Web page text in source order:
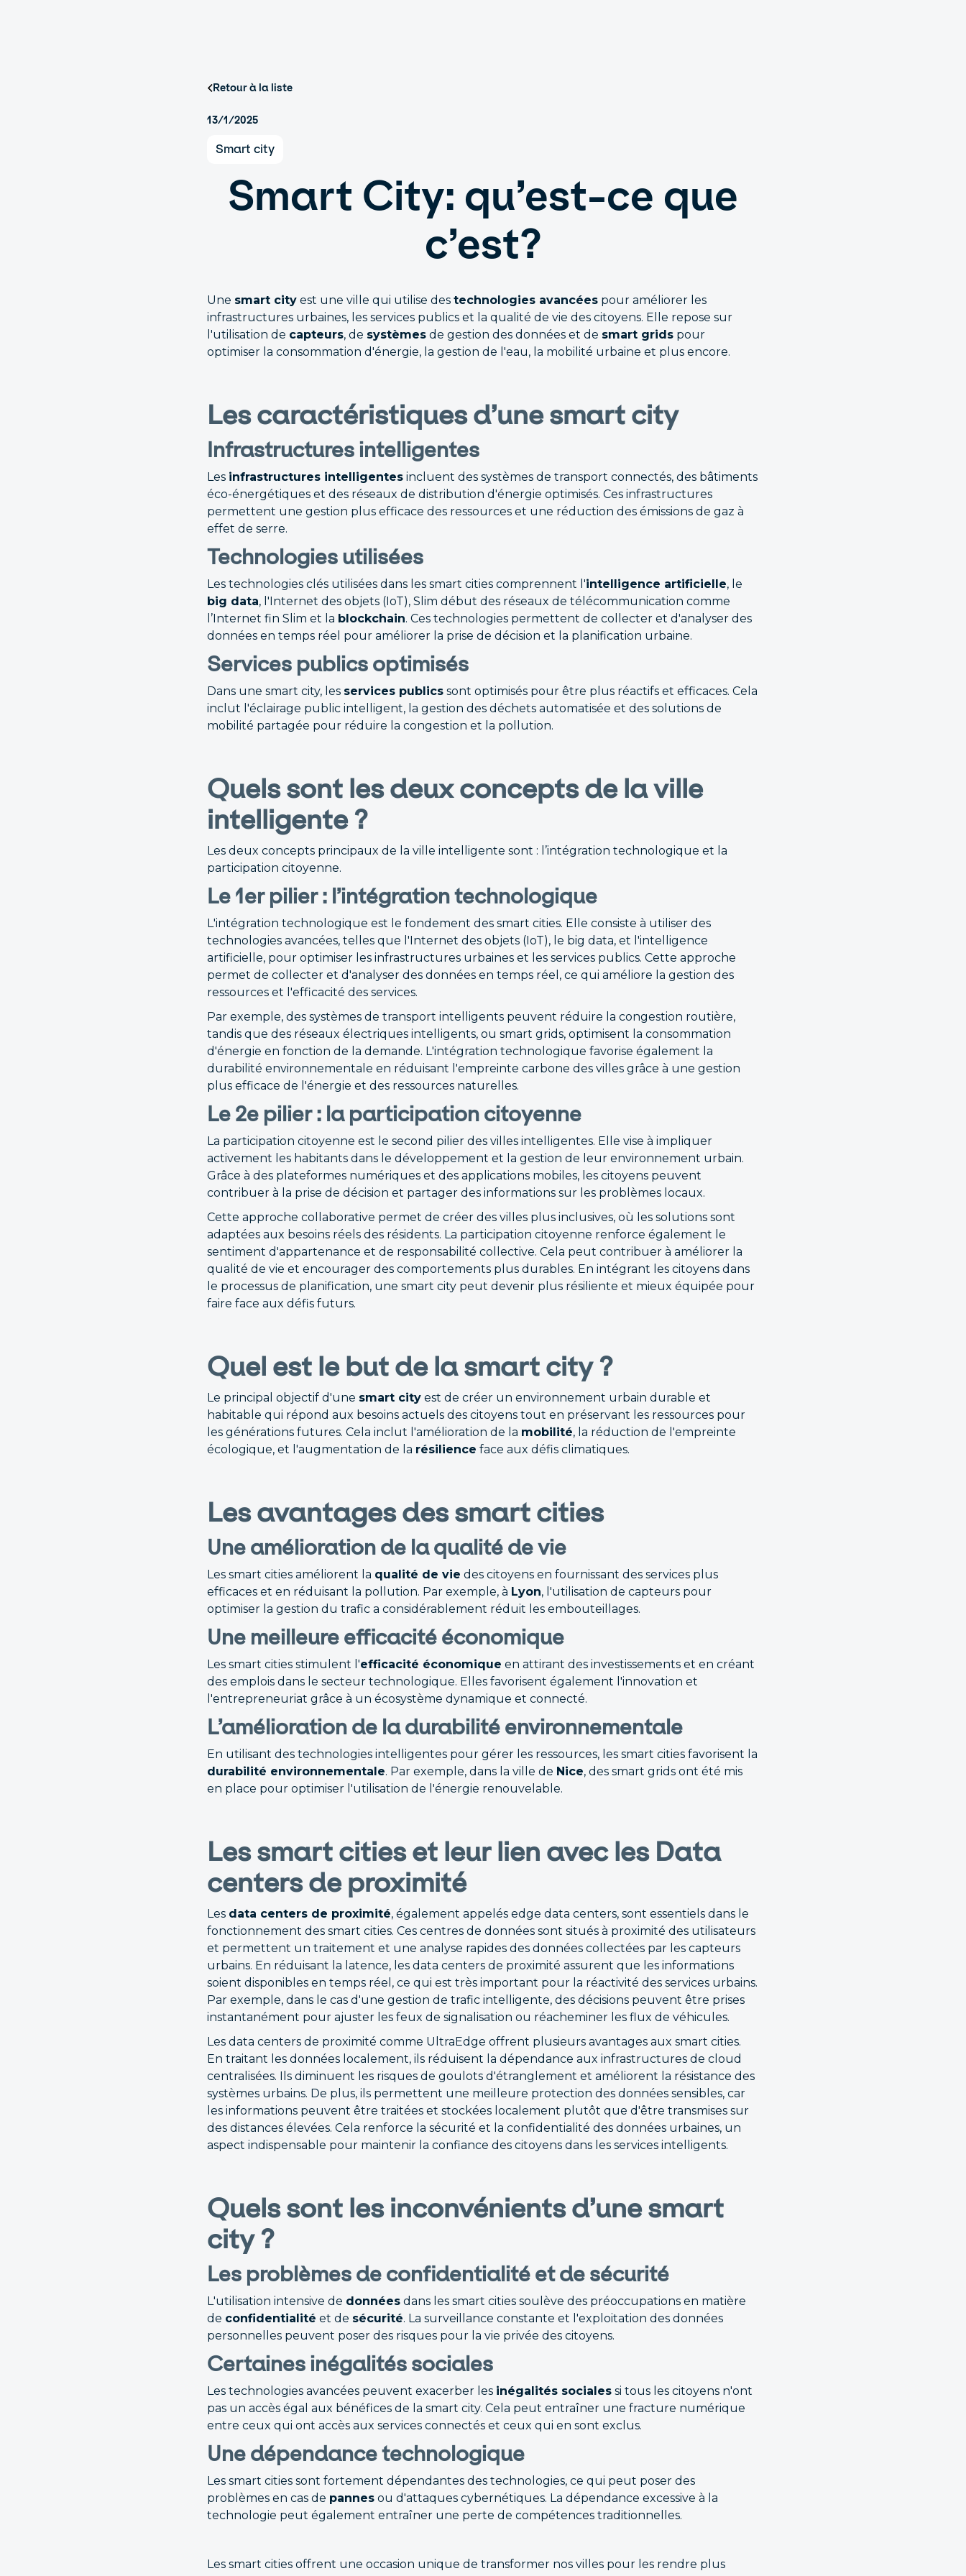
Retour à la liste
13/1/2025
Smart city
Smart City: qu’est-ce que
c’est?
Une smart city est une ville qui utilise des technologies avancées pour améliorer les
infrastructures urbaines, les services publics et la qualité de vie des citoyens. Elle repose sur
l'utilisation de capteurs, de systèmes de gestion des données et de smart grids pour
optimiser la consommation d'énergie, la gestion de l'eau, la mobilité urbaine et plus encore.
Les caractéristiques d’une smart city
Infrastructures intelligentes
Les infrastructures intelligentes incluent des systèmes de transport connectés, des bâtiments
éco-énergétiques et des réseaux de distribution d'énergie optimisés. Ces infrastructures
permettent une gestion plus efficace des ressources et une réduction des émissions de gaz à
effet de serre.
Technologies utilisées
Les technologies clés utilisées dans les smart cities comprennent l'intelligence artificielle, le
big data, l'Internet des objets (IoT), Slim début des réseaux de télécommunication comme
l’Internet fin Slim et la blockchain. Ces technologies permettent de collecter et d'analyser des
données en temps réel pour améliorer la prise de décision et la planification urbaine.
Services publics optimisés
Dans une smart city, les services publics sont optimisés pour être plus réactifs et efficaces. Cela
inclut l'éclairage public intelligent, la gestion des déchets automatisée et des solutions de
mobilité partagée pour réduire la congestion et la pollution.
Quels sont les deux concepts de la ville
intelligente ?
Les deux concepts principaux de la ville intelligente sont : l’intégration technologique et la
participation citoyenne.
Le 1er pilier : l’intégration technologique
L'intégration technologique est le fondement des smart cities. Elle consiste à utiliser des
technologies avancées, telles que l'Internet des objets (IoT), le big data, et l'intelligence
artificielle, pour optimiser les infrastructures urbaines et les services publics. Cette approche
permet de collecter et d'analyser des données en temps réel, ce qui améliore la gestion des
ressources et l'efficacité des services.
Par exemple, des systèmes de transport intelligents peuvent réduire la congestion routière,
tandis que des réseaux électriques intelligents, ou smart grids, optimisent la consommation
d'énergie en fonction de la demande. L'intégration technologique favorise également la
durabilité environnementale en réduisant l'empreinte carbone des villes grâce à une gestion
plus efficace de l'énergie et des ressources naturelles.
Le 2e pilier : la participation citoyenne
La participation citoyenne est le second pilier des villes intelligentes. Elle vise à impliquer
activement les habitants dans le développement et la gestion de leur environnement urbain.
Grâce à des plateformes numériques et des applications mobiles, les citoyens peuvent
contribuer à la prise de décision et partager des informations sur les problèmes locaux.
Cette approche collaborative permet de créer des villes plus inclusives, où les solutions sont
adaptées aux besoins réels des résidents. La participation citoyenne renforce également le
sentiment d'appartenance et de responsabilité collective. Cela peut contribuer à améliorer la
qualité de vie et encourager des comportements plus durables. En intégrant les citoyens dans
le processus de planification, une smart city peut devenir plus résiliente et mieux équipée pour
faire face aux défis futurs.
Quel est le but de la smart city ?
Le principal objectif d'une smart city est de créer un environnement urbain durable et
habitable qui répond aux besoins actuels des citoyens tout en préservant les ressources pour
les générations futures. Cela inclut l'amélioration de la mobilité, la réduction de l'empreinte
écologique, et l'augmentation de la résilience face aux défis climatiques.
Les avantages des smart cities
Une amélioration de la qualité de vie
Les smart cities améliorent la qualité de vie des citoyens en fournissant des services plus
efficaces et en réduisant la pollution. Par exemple, à Lyon, l'utilisation de capteurs pour
optimiser la gestion du trafic a considérablement réduit les embouteillages.
Une meilleure efficacité économique
Les smart cities stimulent l'efficacité économique en attirant des investissements et en créant
des emplois dans le secteur technologique. Elles favorisent également l'innovation et
l'entrepreneuriat grâce à un écosystème dynamique et connecté.
L’amélioration de la durabilité environnementale
En utilisant des technologies intelligentes pour gérer les ressources, les smart cities favorisent la
durabilité environnementale. Par exemple, dans la ville de Nice, des smart grids ont été mis
en place pour optimiser l'utilisation de l'énergie renouvelable.
Les smart cities et leur lien avec les Data
centers de proximité
Les data centers de proximité, également appelés edge data centers, sont essentiels dans le
fonctionnement des smart cities. Ces centres de données sont situés à proximité des utilisateurs
et permettent un traitement et une analyse rapides des données collectées par les capteurs
urbains. En réduisant la latence, les data centers de proximité assurent que les informations
soient disponibles en temps réel, ce qui est très important pour la réactivité des services urbains.
Par exemple, dans le cas d'une gestion de trafic intelligente, des décisions peuvent être prises
instantanément pour ajuster les feux de signalisation ou réacheminer les flux de véhicules.
Les data centers de proximité comme UltraEdge offrent plusieurs avantages aux smart cities.
En traitant les données localement, ils réduisent la dépendance aux infrastructures de cloud
centralisées. Ils diminuent les risques de goulots d'étranglement et améliorent la résistance des
systèmes urbains. De plus, ils permettent une meilleure protection des données sensibles, car
les informations peuvent être traitées et stockées localement plutôt que d'être transmises sur
des distances élevées. Cela renforce la sécurité et la confidentialité des données urbaines, un
aspect indispensable pour maintenir la confiance des citoyens dans les services intelligents.
Quels sont les inconvénients d’une smart
city ?
Les problèmes de confidentialité et de sécurité
L'utilisation intensive de données dans les smart cities soulève des préoccupations en matière
de confidentialité et de sécurité. La surveillance constante et l'exploitation des données
personnelles peuvent poser des risques pour la vie privée des citoyens.
Certaines inégalités sociales
Les technologies avancées peuvent exacerber les inégalités sociales si tous les citoyens n'ont
pas un accès égal aux bénéfices de la smart city. Cela peut entraîner une fracture numérique
entre ceux qui ont accès aux services connectés et ceux qui en sont exclus.
Une dépendance technologique
Les smart cities sont fortement dépendantes des technologies, ce qui peut poser des
problèmes en cas de pannes ou d'attaques cybernétiques. La dépendance excessive à la
technologie peut également entraîner une perte de compétences traditionnelles.
Les smart cities offrent une occasion unique de transformer nos villes pour les rendre plus